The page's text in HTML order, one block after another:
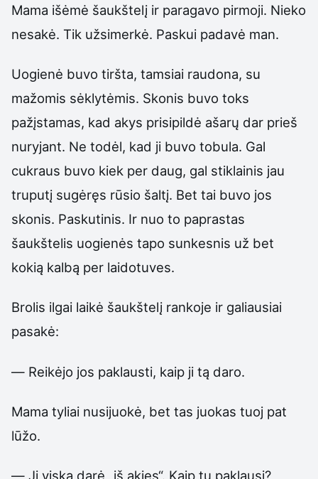
Mama išėmė šaukštelį ir paragavo pirmoji. Nieko
nesakė. Tik užsimerkė. Paskui padavė man.
Uogienė buvo tiršta, tamsiai raudona, su
mažomis sėklytėmis. Skonis buvo toks
pažįstamas, kad akys prisipildė ašarų dar prieš
nuryjant. Ne todėl, kad ji buvo tobula. Gal
cukraus buvo kiek per daug, gal stiklainis jau
truputį sugėręs rūsio šaltį. Bet tai buvo jos
skonis. Paskutinis. Ir nuo to paprastas
šaukštelis uogienės tapo sunkesnis už bet
kokią kalbą per laidotuves.
Brolis ilgai laikė šaukštelį rankoje ir galiausiai
pasakė:
— Reikėjo jos paklausti, kaip ji tą daro.
Mama tyliai nusijuokė, bet tas juokas tuoj pat
lūžo.
— Ji viską darė „iš akies“. Kaip tu paklausi?